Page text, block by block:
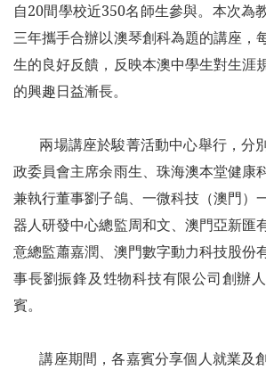
自20間學校近350名師生參與。本次為
三年攜手合辦以澳琴創科為題的講座，
生的良好反饋，反映本澳中學生對生涯
的興趣日益漸長。
兩場講座於駿菁活動中心舉行，分
政委員會主席余雨生、珠海澳本堂健康
兼執行董事劉子鴿、一微科技（澳門）
器人研發中心總監周和文、澳門亞新匯
意總監蕭嘉潤、澳門數字動力科技股份
事長劉振鋒及甡物科技有限公司創辦
賓。
講座期間，各嘉賓分享個人就業及